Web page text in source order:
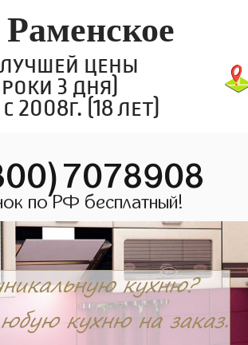
лучшей цены
3 дня)
2008г. (18 лет)
по РФ бесплатный!